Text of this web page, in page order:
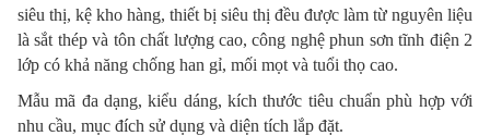
siêu thị, kệ kho hàng, thiết bị siêu thị đều được làm từ nguyên liệu
là sắt thép và tôn chất lượng cao, công nghệ phun sơn tĩnh điện 2
lớp có khả năng chống han gỉ, mối mọt và tuổi thọ cao.
Mẫu mã đa dạng, kiểu dáng, kích thước tiêu chuẩn phù hợp với
nhu cầu, mục đích sử dụng và diện tích lắp đặt.